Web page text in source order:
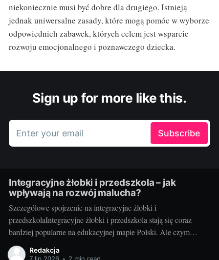
niekoniecznie musi być dobre dla drugiego. Istnieją
jednak uniwersalne zasady, które mogą pomóc w wyborze
odpowiednich zabawek, których celem jest wsparcie
rozwoju emocjonalnego i poznawczego dziecka.
Sign up for more like this.
Enter your email Subscribe
Integracyjne żłobki i przedszkola – jak
wpływają na rozwój malucha?
Szczegółowe spojrzenie na integracyjne żłobki i
przedszkolaIntegracyjne żłobki i przedszkola stają się coraz
bardziej popularne na edukacyjnej mapie Polski. Ale czym
dokładnie są te instytucje i jakie korzyści przynoszą dzieciom?
Integracyjne żłobki i przedszkola to miejsca, gdzie dzieci o
Redakcja